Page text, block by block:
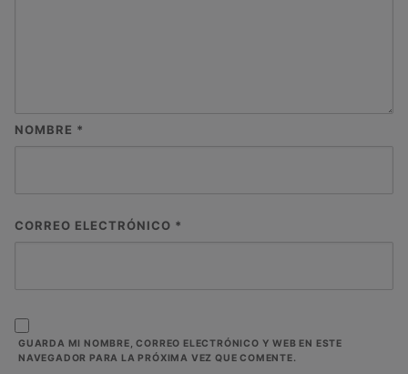
NOMBRE *
CORREO ELECTRÓNICO *
GUARDA MI NOMBRE, CORREO ELECTRÓNICO Y WEB EN ESTE
NAVEGADOR PARA LA PRÓXIMA VEZ QUE COMENTE.